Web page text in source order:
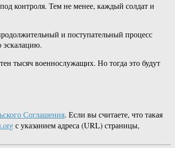
контроля. Тем не менее, каждый солдат и
и поступательный процесс
эскалацию.
тысяч военнослужащих. Но тогда это будут
Соглашения. Если вы считаете, что такая
с указанием адреса (URL) страницы,